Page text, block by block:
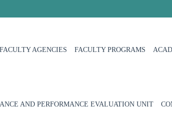
FACULTY AGENCIES FACULTY PROGRAMS
AND PERFORMANCE EVALUATION UNIT